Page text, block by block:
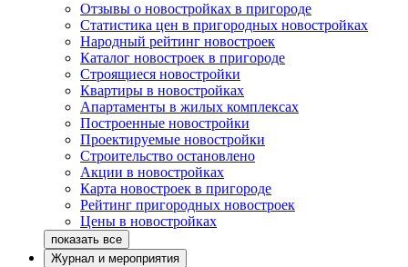
Отзывы о новостройках в пригороде
Статистика цен в пригородных новостройках
Народный рейтинг новостроек
Каталог новостроек в пригороде
Строящиеся новостройки
Квартиры в новостройках
Апартаменты в жилых комплексах
Построенные новостройки
Проектируемые новостройки
Строительство остановлено
Акции в новостройках
Карта новостроек в пригороде
Рейтинг пригородных новостроек
Цены в новостройках
Журнал и мероприятия